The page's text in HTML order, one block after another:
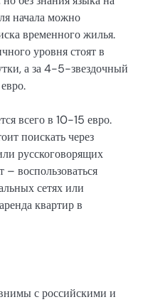
начала можно
временного жилья.
уровня стоят в
а за 4-5-звездочный
всего в 10-15 евро.
поискать через
русскоговорящих
воспользоваться
сетях или
квартир в
с российскими и